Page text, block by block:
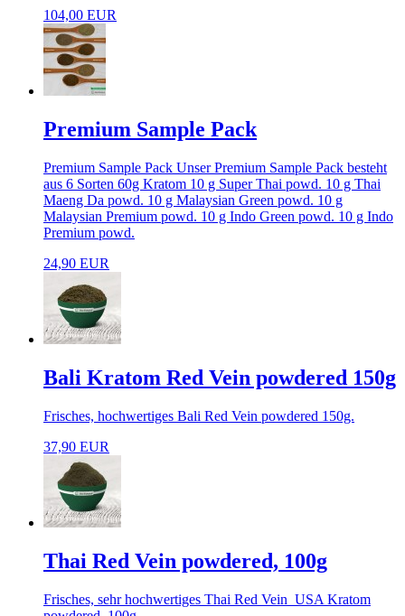
104,00 EUR
Premium Sample Pack
Premium Sample Pack Unser Premium Sample Pack besteht
aus 6 Sorten 60g Kratom 10 g Super Thai powd. 10 g Thai
Maeng Da powd. 10 g Malaysian Green powd. 10 g
Malaysian Premium powd. 10 g Indo Green powd. 10 g Indo
Premium powd.
24,90 EUR
Bali Kratom Red Vein powdered 150g
Frisches, hochwertiges Bali Red Vein powdered 150g.
37,90 EUR
Thai Red Vein powdered, 100g
Frisches, sehr hochwertiges Thai Red Vein USA Kratom